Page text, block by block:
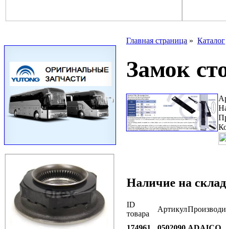
Главная страница » Каталог
Замок
Наличие на
ID
товара
Артикул